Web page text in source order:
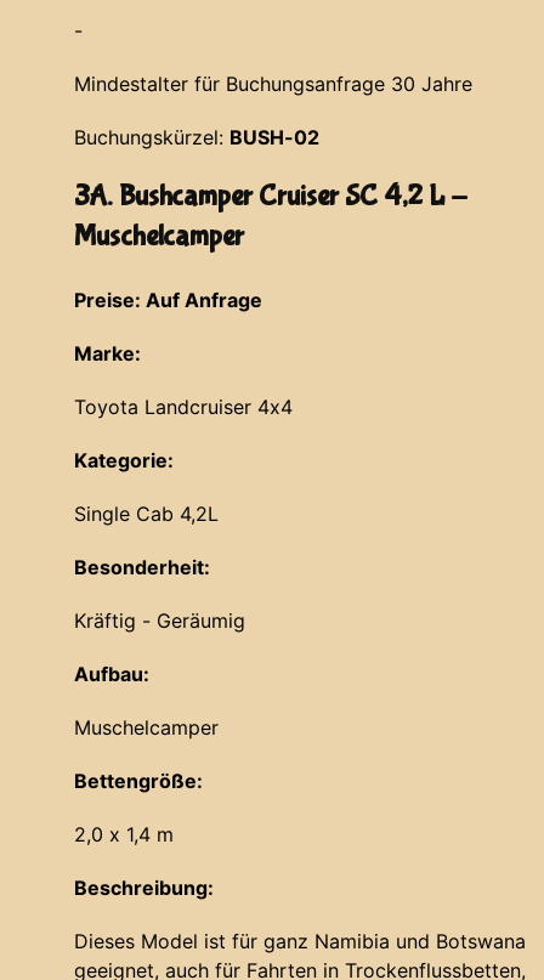
-
Mindestalter für Buchungsanfrage 30 Jahre
Buchungskürzel: BUSH-02
3A. Bushcamper Cruiser SC 4,2 L -
Muschelcamper
Preise: Auf Anfrage
Marke:
Toyota Landcruiser 4x4
Kategorie:
Single Cab 4,2L
Besonderheit:
Kräftig - Geräumig
Aufbau:
Muschelcamper
Bettengröße:
2,0 x 1,4 m
Beschreibung:
Dieses Model ist für ganz Namibia und Botswana
geeignet, auch für Fahrten in Trockenflussbetten,